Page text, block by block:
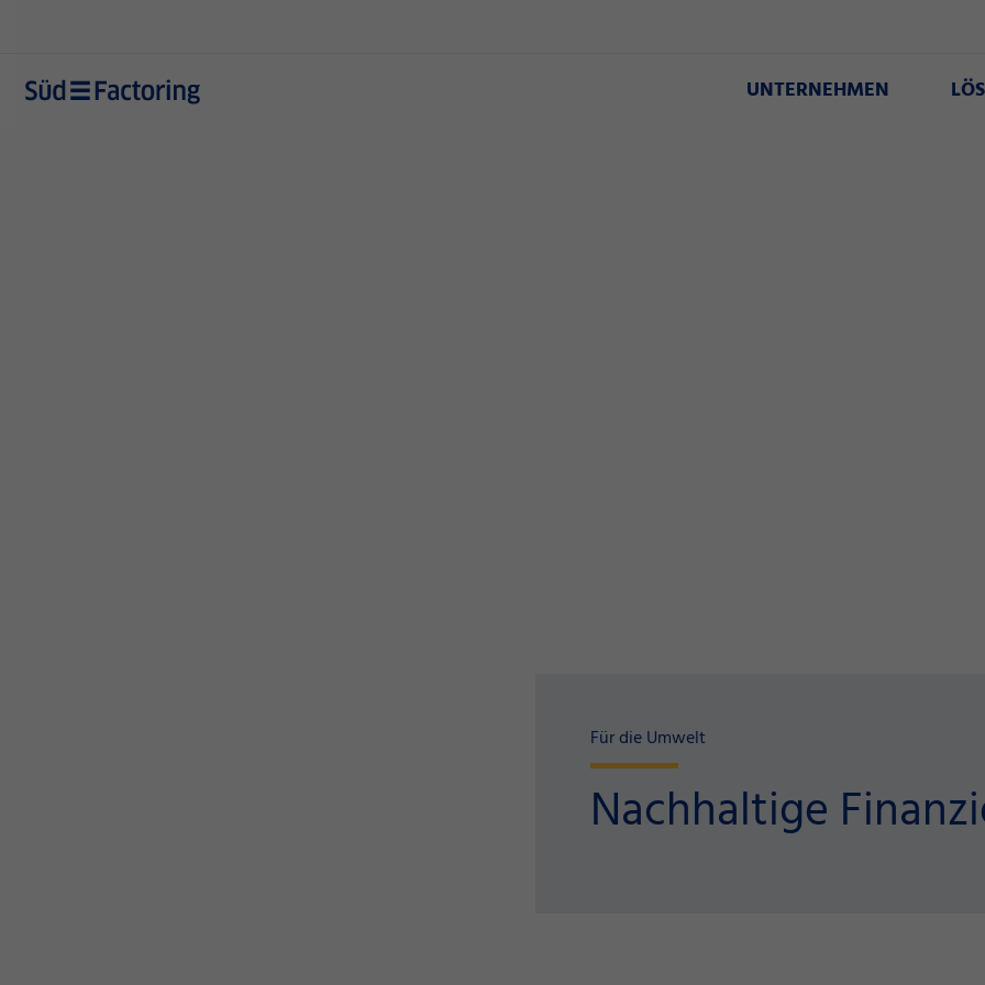
UNTERNEHMEN
Für die Umwelt
Nachhaltige